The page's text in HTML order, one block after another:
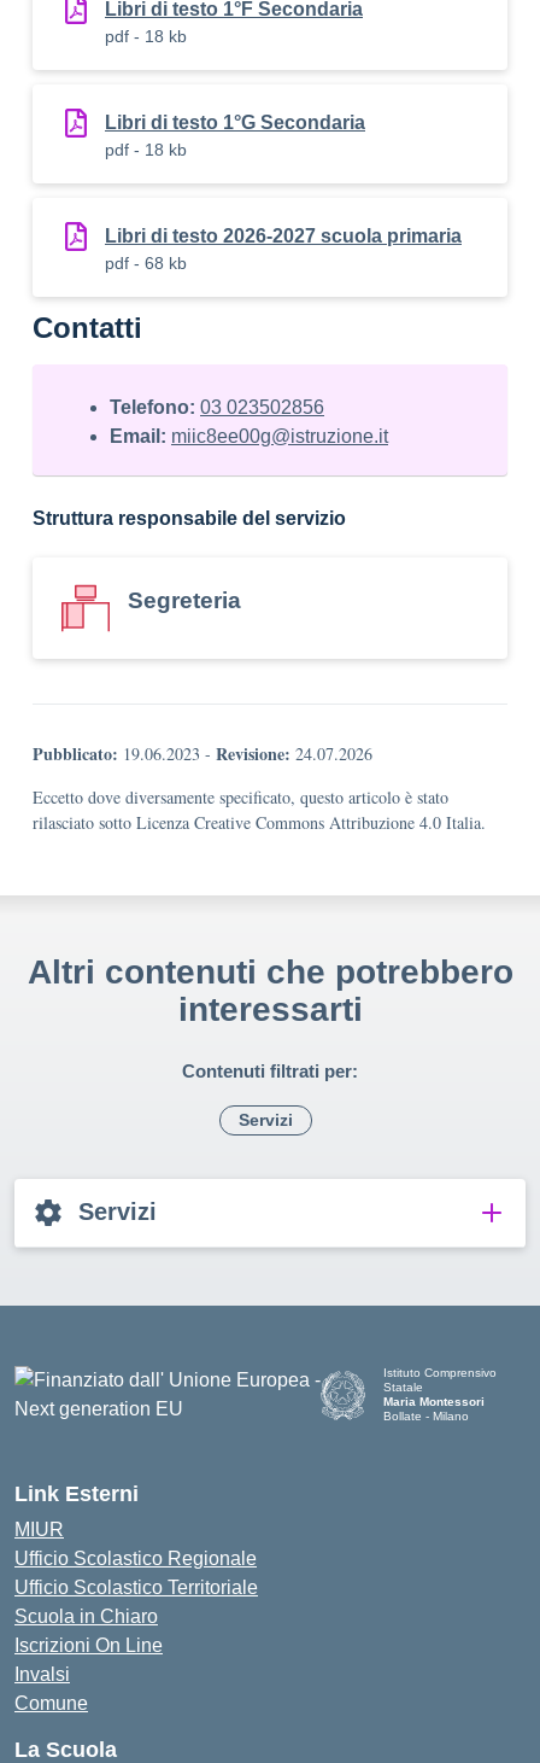
Libri di testo 1°F Secondaria
pdf - 18 kb
Libri di testo 1°G Secondaria
pdf - 18 kb
Libri di testo 2026-2027 scuola primaria
pdf - 68 kb
Contatti
Telefono: 03 023502856
Email: miic8ee00g@istruzione.it
Struttura responsabile del servizio
Segreteria
Pubblicato: 19.06.2023 - Revisione: 24.07.2026
Eccetto dove diversamente specificato, questo articolo è stato
rilasciato sotto Licenza Creative Commons Attribuzione 4.0 Italia.
Altri contenuti che potrebbero
interessarti
Contenuti filtrati per:
Servizi
Servizi
Istituto Comprensivo
Statale
Maria Montessori
Bollate - Milano
Link Esterni
MIUR
Ufficio Scolastico Regionale
Ufficio Scolastico Territoriale
Scuola in Chiaro
Iscrizioni On Line
Invalsi
Comune
La Scuola